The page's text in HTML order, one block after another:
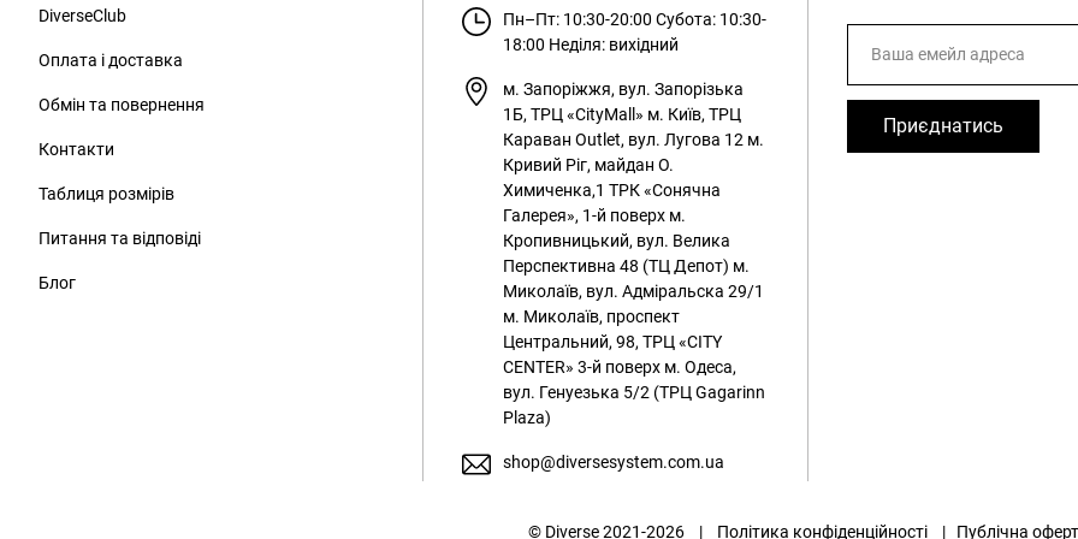
DiverseClub
Оплата і доставка
Обмін та повернення
Контакти
Таблиця розмірів
Питання та відповіді
Блог
Пн–Пт: 10:30-20:00 Субота: 10:30-
18:00 Неділя: вихідний
м. Запоріжжя, вул. Запорізька
1Б, ТРЦ «CityMall» м. Київ, ТРЦ
Караван Outlet, вул. Лугова 12 м.
Кривий Ріг, майдан О.
Химиченка,1 ТРК «Сонячна
Галерея», 1-й поверх м.
Кропивницький, вул. Велика
Перспективна 48 (ТЦ Депот) м.
Миколаїв, вул. Адміральска 29/1
м. Миколаїв, проспект
Центральний, 98, ТРЦ «CITY
CENTER» 3-й поверх м. Одеса,
вул. Генуезька 5/2 (ТРЦ Gagarinn
Plaza)
shop@diversesystem.com.ua
Приєднатись
© Diverse 2021-2026 | Політика конфіденційності | Публічна